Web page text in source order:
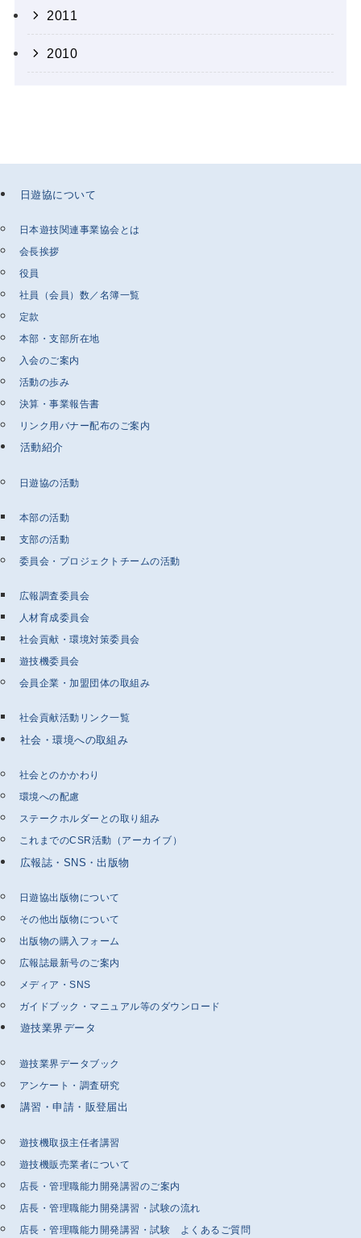
2011
2010
日遊協について
日本遊技関連事業協会とは
会長挨拶
役員
社員（会員）数／名簿一覧
定款
本部・支部所在地
入会のご案内
活動の歩み
決算・事業報告書
リンク用バナー配布のご案内
活動紹介
日遊協の活動
本部の活動
支部の活動
委員会・プロジェクトチームの活動
広報調査委員会
人材育成委員会
社会貢献・環境対策委員会
遊技機委員会
会員企業・加盟団体の取組み
社会貢献活動リンク一覧
社会・環境への取組み
社会とのかかわり
環境への配慮
ステークホルダーとの取り組み
これまでのCSR活動（アーカイブ）
広報誌・SNS・出版物
日遊協出版物について
その他出版物について
出版物の購入フォーム
広報誌最新号のご案内
メディア・SNS
ガイドブック・マニュアル等のダウンロード
遊技業界データ
遊技業界データブック
アンケート・調査研究
講習・申請・販登届出
遊技機取扱主任者講習
遊技機販売業者について
店長・管理職能力開発講習のご案内
店長・管理職能力開発講習・試験の流れ
店長・管理職能力開発講習・試験 よくあるご質問